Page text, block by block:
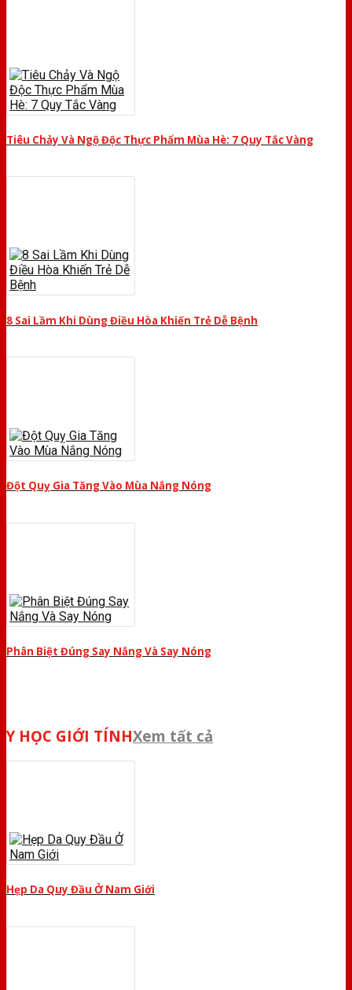
Tiêu Chảy Và Ngộ Độc Thực Phẩm Mùa Hè: 7 Quy Tắc Vàng
8 Sai Lầm Khi Dùng Điều Hòa Khiến Trẻ Dễ Bệnh
Đột Quỵ Gia Tăng Vào Mùa Nắng Nóng
Phân Biệt Đúng Say Nắng Và Say Nóng
Y HỌC GIỚI TÍNHXem tất cả
Hẹp Da Quy Đầu Ở Nam Giới